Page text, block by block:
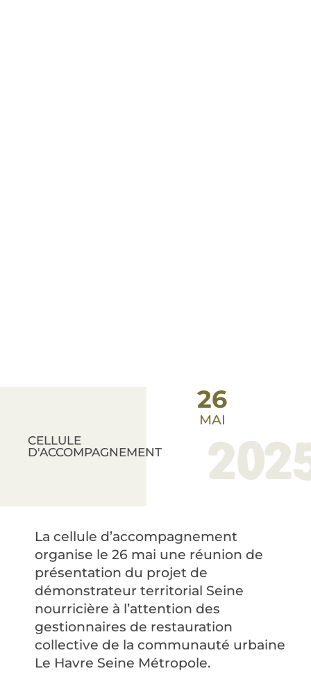
CELLULE
D'ACCOMPAGNEMENT
26
MAI
La cellule d’accompagnement
organise le 26 mai une réunion de
présentation du projet de
démonstrateur territorial Seine
nourricière à l’attention des
gestionnaires de restauration
collective de la communauté urbaine
Le Havre Seine Métropole.